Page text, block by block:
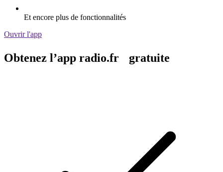
Et encore plus de fonctionnalités
Ouvrir l'app
Obtenez l’app radio.fr gratuite